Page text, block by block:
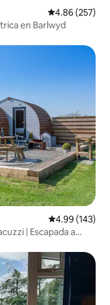
Calificación
4.86 (257)
en Barlwyd
Calificación
4.99 (143)
| Escapada a